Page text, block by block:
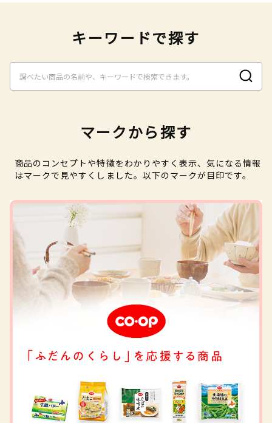
キーワードで探す
マークから探す
商品のコンセプトや特徴をわかりやすく表示、気になる情報
はマークで見やすくしました。以下のマークが目印です。